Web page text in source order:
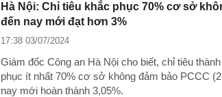
Hà Nội: Chỉ tiêu khắc phục 70% cơ sở
đến nay mới đạt hơn 3%
17:38 03/07/2024
Giám đốc Công an Hà Nội cho biết, chỉ tiêu
phục ít nhất 70% cơ sở không đảm bảo PCCC
nay mới hoàn thành 3,05%.